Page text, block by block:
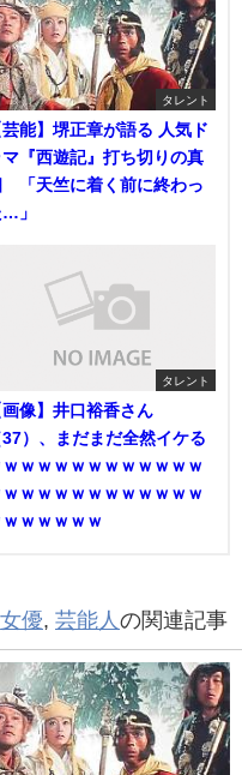
タレント
芸能】堺正章が語る 人気ド
マ『西遊記』打ち切りの真
「天竺に着く前に終わっ
」
タレント
画像】井口裕香さん
37）、まだまだ全然イケる
ｗｗｗｗｗｗｗｗｗｗｗｗ
ｗｗｗｗｗｗｗｗｗｗｗｗ
ｗｗｗｗｗｗ
女優, 芸能人 の関連記事